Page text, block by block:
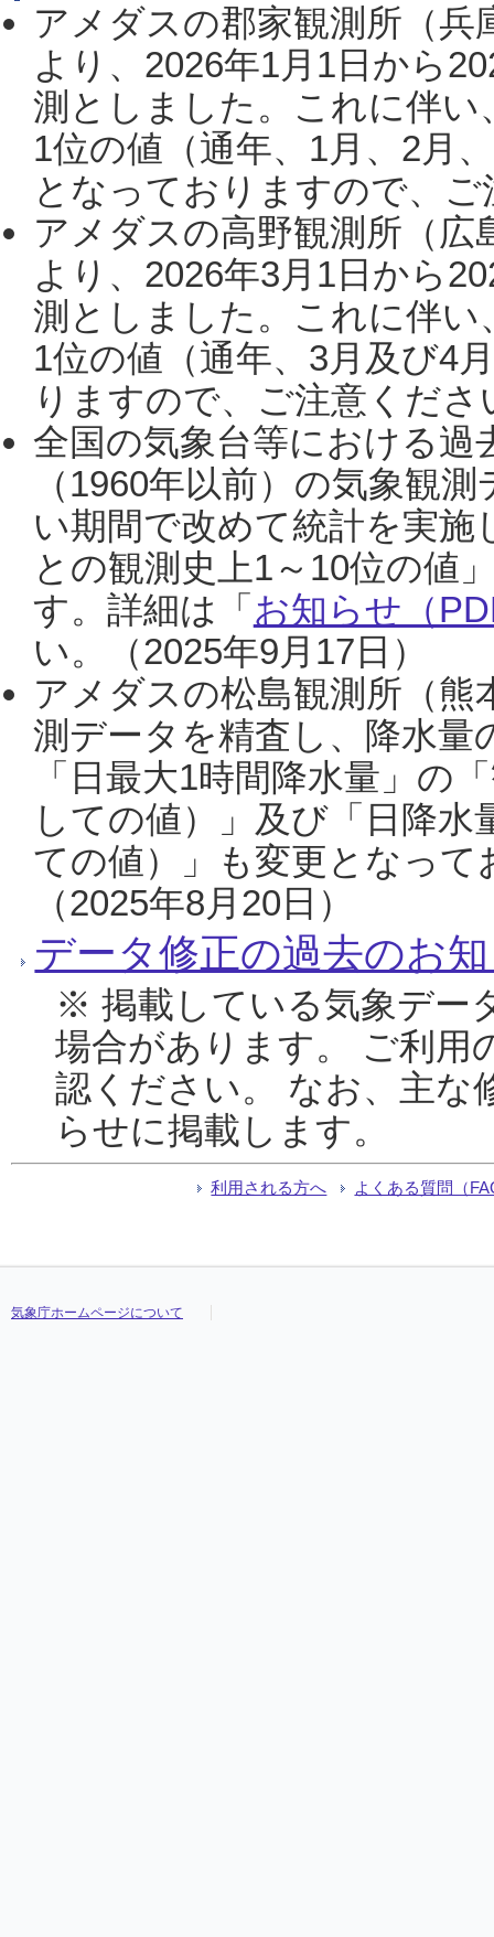
アメダスの郡家観測所（
より、2026年1月1日から
測としました。これに伴い
1位の値（通年、1月、2月
となっておりますので、
アメダスの高野観測所（
より、2026年3月1日から
測としました。これに伴い
1位の値（通年、3月及び4
りますので、ご注意くだ
全国の気象台等における過
（1960年以前）の気象観
い期間で改めて統計を実
との観測史上1～10位の値
す。詳細は「 お知らせ（
い。（2025年9月17日）
アメダスの松島観測所（熊
測データを精査し、降水
「日最大1時間降水量」の
しての値）」及び「日降
ての値）」も変更となっ
（2025年8月20日）
データ修正の過去のお
※ 掲載している気象デー
場合があります。 ご利用
認ください。 なお、主な
らせに掲載します。
利用される方へ よくある質問（
気象庁ホームページについて